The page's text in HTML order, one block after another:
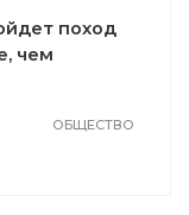
поход
чем
ОБЩЕСТВО